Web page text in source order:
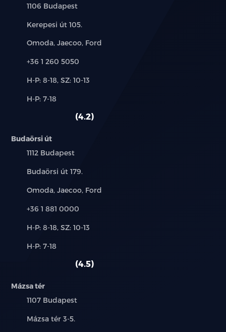
Település:
1106 Budapest
Cím:
Kerepesi út 105.
Márkák:
Omoda, Jaecoo, Ford
Telefon:
+36 1 260 5050
Új-
használt
H-P: 8-18, SZ: 10-13
Alkatrész,
H-P: 7-18
4.2
Budaörsi út
Település:
1112 Budapest
Cím:
Budaörsi út 179.
Márkák:
Omoda, Jaecoo, Ford
Telefon:
+36 1 881 0000
Új-
használt
H-P: 8-18, SZ: 10-13
Alkatrész,
H-P: 7-18
4.5
Mázsa tér
Település:
1107 Budapest
Cím:
Mázsa tér 3-5.